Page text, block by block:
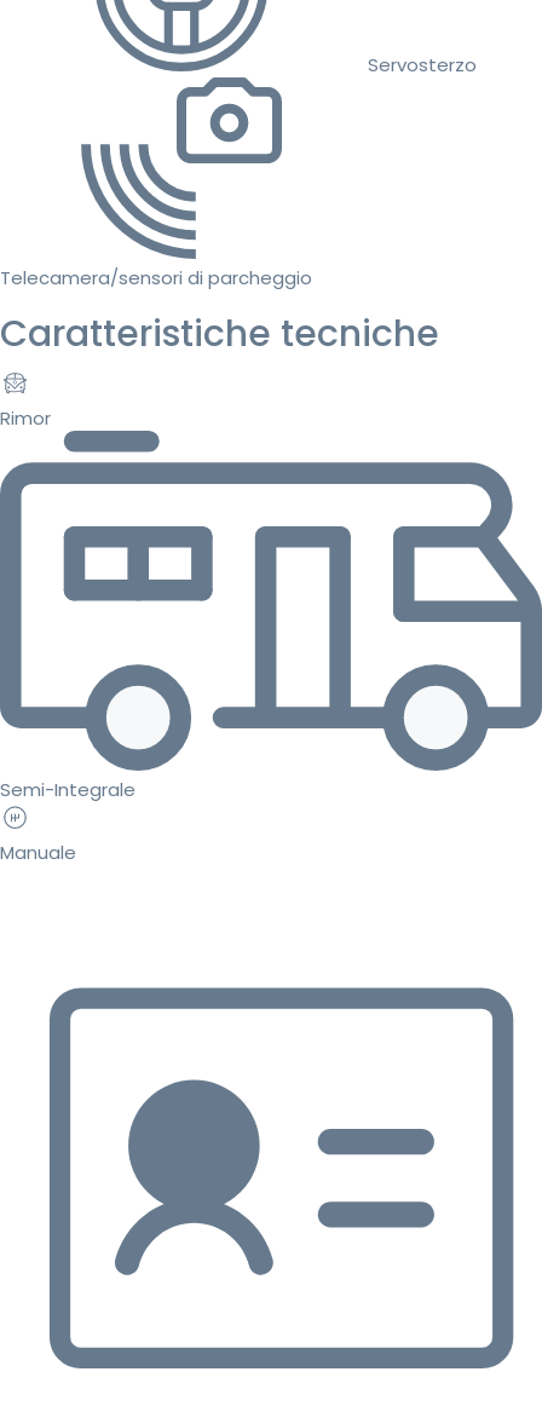
Servosterzo
Telecamera/sensori di parcheggio
Caratteristiche tecniche
Rimor
Semi-Integrale
Manuale